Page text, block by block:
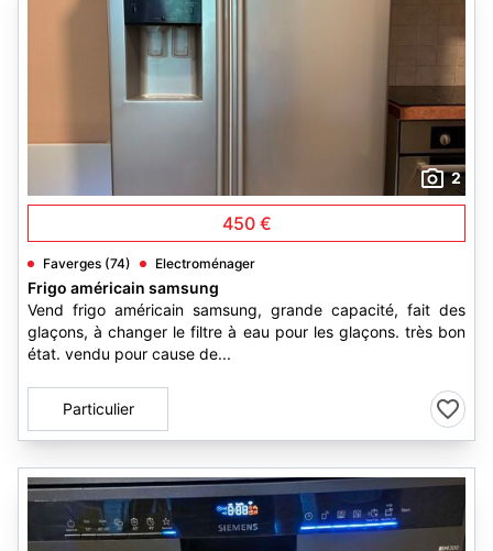
2
450 €
Faverges (74) Electroménager
Frigo américain samsung
Vend frigo américain samsung, grande capacité, fait des
glaçons, à changer le filtre à eau pour les glaçons. très bon
état. vendu pour cause de...
Particulier